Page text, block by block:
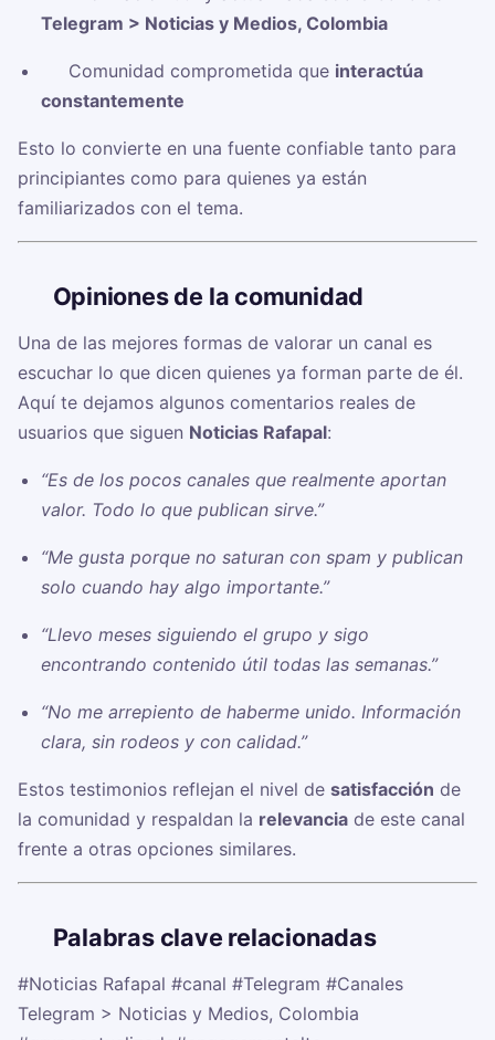
Telegram > Noticias y Medios, Colombia
✅ Comunidad comprometida que interactúa
constantemente
Esto lo convierte en una fuente confiable tanto para
principiantes como para quienes ya están
familiarizados con el tema.
Opiniones de la comunidad
Una de las mejores formas de valorar un canal es
escuchar lo que dicen quienes ya forman parte de él.
Aquí te dejamos algunos comentarios reales de
usuarios que siguen Noticias Rafapal:
“Es de los pocos canales que realmente aportan
valor. Todo lo que publican sirve.”
“Me gusta porque no saturan con spam y publican
solo cuando hay algo importante.”
“Llevo meses siguiendo el grupo y sigo
encontrando contenido útil todas las semanas.”
“No me arrepiento de haberme unido. Información
clara, sin rodeos y con calidad.”
Estos testimonios reflejan el nivel de satisfacción de
la comunidad y respaldan la relevancia de este canal
frente a otras opciones similares.
Palabras clave relacionadas
#Noticias Rafapal #canal #Telegram #Canales
Telegram > Noticias y Medios, Colombia